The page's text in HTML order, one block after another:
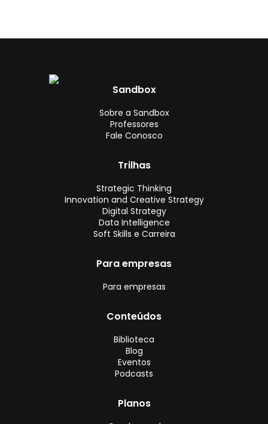
Sandbox
Sobre a Sandbox
Professores
Fale Conosco
Trilhas
Strategic Thinking
Innovation and Creative Strategy
Digital Strategy
Data Intelligence
Soft Skills e Carreira
Para empresas
Para empresas
Conteúdos
Biblioteca
Blog
Eventos
Podcasts
Planos